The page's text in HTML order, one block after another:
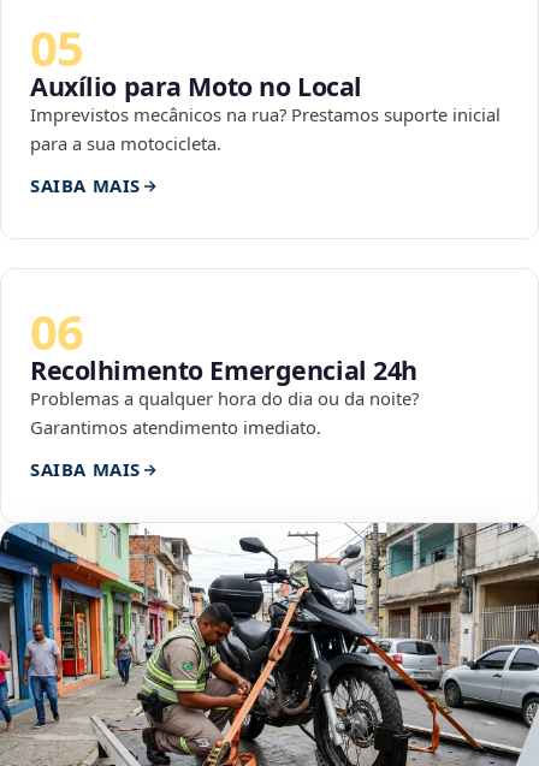
05
Auxílio para Moto no Local
Imprevistos mecânicos na rua? Prestamos suporte inicial
para a sua motocicleta.
SAIBA MAIS
06
Recolhimento Emergencial 24h
Problemas a qualquer hora do dia ou da noite?
Garantimos atendimento imediato.
SAIBA MAIS